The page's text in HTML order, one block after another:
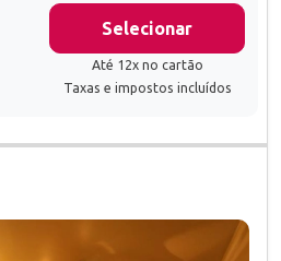
Selecionar
Até 12x no cartão
Taxas e impostos incluídos